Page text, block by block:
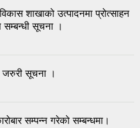
शाखाको उत्पादनमा प्रोत्साहन
सम्बन्धी सूचना ।
जरुरी सूचना ।
सम्पन्न गरेको सम्बन्धमा।